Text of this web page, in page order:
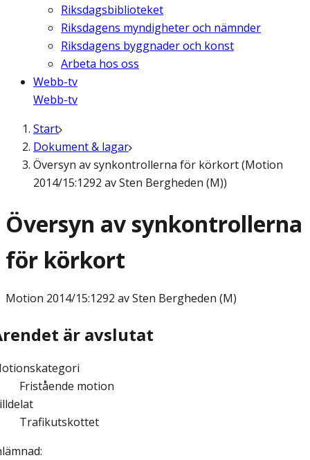
Riksdagsbiblioteket
Riksdagens myndigheter och nämnder
Riksdagens byggnader och konst
Arbeta hos oss
Webb-tv
Webb-tv
Start
Dokument & lagar
Översyn av synkontrollerna för körkort (Motion
2014/15:1292 av Sten Bergheden (M))
Översyn av synkontrollerna
för körkort
Motion 2014/15:1292 av Sten Bergheden (M)
är avslutat
Fristående motion
Trafikutskottet
: